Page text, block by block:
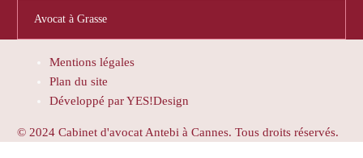
Avocat à Grasse
Mentions légales
Plan du site
Développé par YES!Design
© 2024 Cabinet d'avocat Antebi à Cannes. Tous droits réservés.